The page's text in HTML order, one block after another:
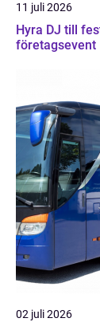
11 juli 2026
Hyra DJ till
företagsevent
02 juli 2026